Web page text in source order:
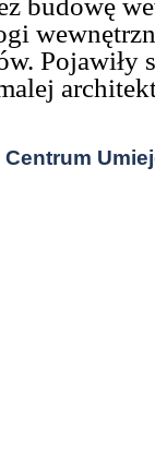
budowę
Pojawiły
Centrum